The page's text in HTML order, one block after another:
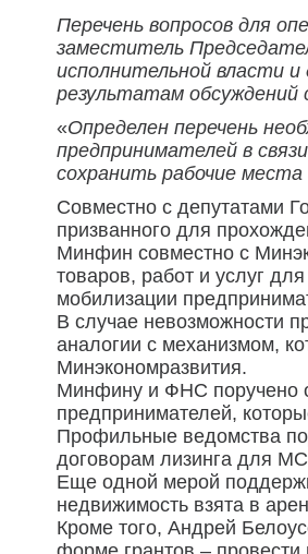
Перечень вопросов для
заместитель
исполнительной власти
результатам
«Определен перечень
предпринимателей в
сохранить рабочие места
Совместно с депутатами
призванного для
Минфин совместно с
товаров, работ и услуг
мобилизации
В случае невозможности
аналогии с механизмом,
Минэкономразвития.
Минфину и ФНС поручено
предпринимателей,
Профильные ведомства
договорам лизинга для
Еще одной мерой
недвижимость взята в
Кроме того, Андрей